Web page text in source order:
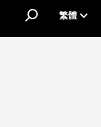
繁體